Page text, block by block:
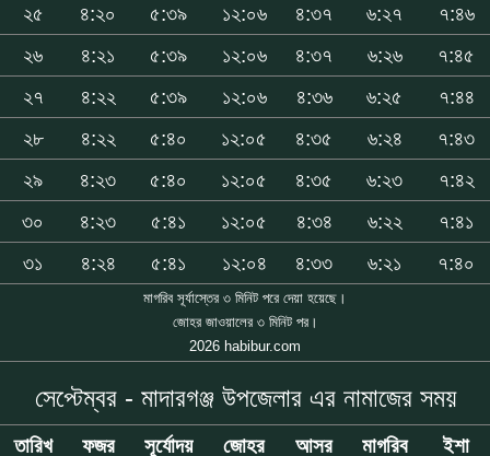
২৫
৪:২০ ৫:৩৯ ১২:০৬ ৪:৩৭ ৬:২৭
৭:৪৬
২৬
৪:২১ ৫:৩৯ ১২:০৬ ৪:৩৭ ৬:২৬
৭:৪৫
২৭
৪:২২ ৫:৩৯ ১২:০৬ ৪:৩৬ ৬:২৫
৭:৪৪
২৮
৪:২২ ৫:৪০ ১২:০৫ ৪:৩৫ ৬:২৪
৭:৪৩
২৯
৪:২৩ ৫:৪০ ১২:০৫ ৪:৩৫ ৬:২৩
৭:৪২
৩০
৪:২৩ ৫:৪১ ১২:০৫ ৪:৩৪ ৬:২২
৭:৪১
৩১
৪:২৪ ৫:৪১ ১২:০৪ ৪:৩৩ ৬:২১ ৭:৪০
মাগরিব সূর্যাস্তের ৩ মিনিট পরে দেয়া হয়েছে।
জোহর জাওয়ালের ৩ মিনিট পর।
2026 habibur.com
সেপ্টেম্বর - মাদারগঞ্জ উপজেলার এর নামাজের সময়
তারিখ ফজর সূর্যোদয় জোহর আসর মাগরিব ইশা